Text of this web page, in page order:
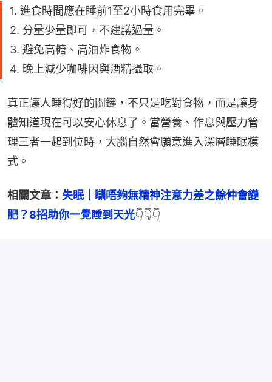
1. 進食時間應在睡前1至2小時食用完畢。
2. 分量少量即可，不建議過量。
3. 避免高糖、高油炸食物。
4. 晚上減少咖啡因與酒精攝取。
真正讓人睡得好的關鍵，不只是吃對食物，而是讓身
體知道現在可以安心休息了。當營養、作息與壓力管
理三者一起到位時，大腦自然會願意進入深層睡眠模
式。
相關文章： 失眠｜瞓唔夠無精神注意力差之餘仲會變
肥？8招助你一覺睡到天光👇👇👇